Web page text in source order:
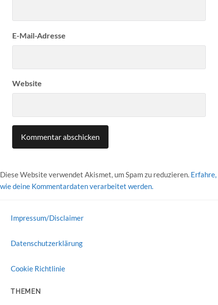
E-Mail-Adresse
Website
Diese Website verwendet Akismet, um Spam zu reduzieren. Erfahre,
wie deine Kommentardaten verarbeitet werden.
Impressum/Disclaimer
Datenschutzerklärung
Cookie Richtlinie
THEMEN